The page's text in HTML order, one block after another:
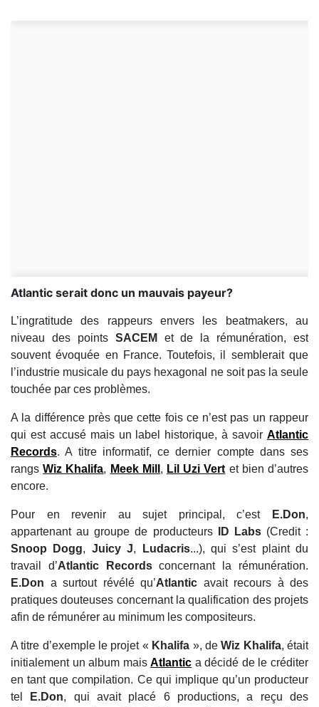
Atlantic serait donc un mauvais payeur?
L’ingratitude des rappeurs envers les beatmakers, au
niveau des points SACEM et de la rémunération, est
souvent évoquée en France. Toutefois, il semblerait que
l’industrie musicale du pays hexagonal ne soit pas la seule
touchée par ces problèmes.
A la différence près que cette fois ce n’est pas un rappeur
qui est accusé mais un label historique, à savoir Atlantic
Records. A titre informatif, ce dernier compte dans ses
rangsWiz Khalifa, Meek Mill , Lil Uzi Vert et bien d’autres
encore.
Pour en revenir au sujet principal, c’est E.Don,
appartenant au groupe de producteurs
ID Labs(Credit :
Snoop Dogg, Juicy J, Ludacris...), qui s’est plaint du
travail d’Atlantic Recordsconcernant la rémunération.
E.Don a surtout révélé qu’Atlantic avait recours à des
pratiques douteuses concernant la qualification des projets
afin de rémunérer au minimum les compositeurs.
A titre d’exemple le projet « Khalifa », deWiz Khalifa, était
initialement un album maisAtlantic a décidé de le créditer
en tant que compilation. Ce qui implique qu’un producteur
tel
E.Don, qui avait placé 6 productions, a reçu des